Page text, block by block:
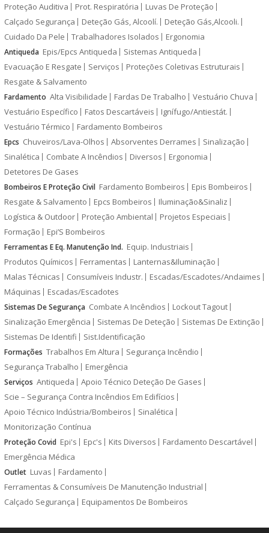
Proteção Auditiva
Prot. Respiratória
Luvas De Proteção
Calçado Segurança
Deteção Gás, Alcoolí.
Deteção Gás,Alcooli.
Cuidado Da Pele
Trabalhadores Isolados Ergonomia
Antiqueda Epis/Epcs Antiqueda
Sistemas Antiqueda
Evacuação E Resgate
Serviços
Proteções Coletivas Estruturais
Resgate & Salvamento
Fardamento Alta Visibilidade Fardas De Trabalho
Vestuário Chuva
Vestuário Específico
Fatos Descartáveis
Ignífugo/Antiestát.
Vestuário Térmico
Fardamento Bombeiros
Epcs Chuveiros/Lava-Olhos Absorventes Derrames
Sinalização
Sinalética
Combate A Incêndios Diversos
Ergonomia
Detetores De Gases
Bombeiros E Proteção Civil Fardamento Bombeiros
Epis Bombeiros
Resgate & Salvamento
Epcs Bombeiros
Iluminação&Sinaliz
Logística & Outdoor
Proteção Ambiental
Projetos Especiais
Formação
Epi’S Bombeiros
Ferramentas E Eq. Manutenção Ind. Equip. Industriais
Produtos Químicos
Ferramentas
Lanternas&Iluminação
Malas Técnicas
Consumíveis Industr.
Escadas/Escadotes/Andaimes
Máquinas
Escadas/Escadotes
Sistemas De Segurança Combate A Incêndios
Lockout Tagout
Sinalização Emergência
Sistemas De Deteção
Sistemas De Extinção
Sistemas De Identifi
Sist.Identificação
Formações Trabalhos Em Altura
Segurança Incêndio
Segurança Trabalho
Emergência
Serviços Antiqueda
Apoio Técnico Deteção De Gases
Scie – Segurança Contra Incêndios Em Edifícios
Apoio Técnico Indústria/Bombeiros
Sinalética
Monitorização Contínua
Proteção Covid Epi's Epc's Kits Diversos
Fardamento Descartável
Emergência Médica
Outlet Luvas
Fardamento
Ferramentas & Consumíveis De Manutenção Industrial
Calçado Segurança
Equipamentos De Bombeiros